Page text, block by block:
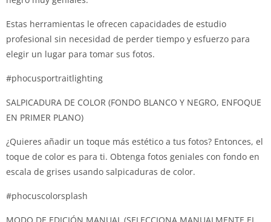
Estas herramientas le ofrecen capacidades de estudio
profesional sin necesidad de perder tiempo y esfuerzo para
elegir un lugar para tomar sus fotos.
#phocusportraitlighting
SALPICADURA DE COLOR (FONDO BLANCO Y NEGRO, ENFOQUE
EN PRIMER PLANO)
¿Quieres añadir un toque más estético a tus fotos? Entonces, el
toque de color es para ti. Obtenga fotos geniales con fondo en
escala de grises usando salpicaduras de color.
#phocuscolorsplash